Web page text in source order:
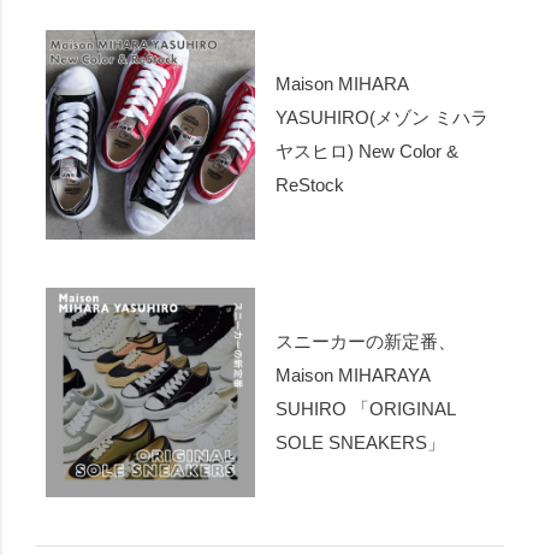
Maison MIHARA
YASUHIRO(メゾン ミハラ
ヤスヒロ) New Color &
ReStock
スニーカーの新定番、
Maison MIHARAYA
SUHIRO 「ORIGINAL
SOLE SNEAKERS」